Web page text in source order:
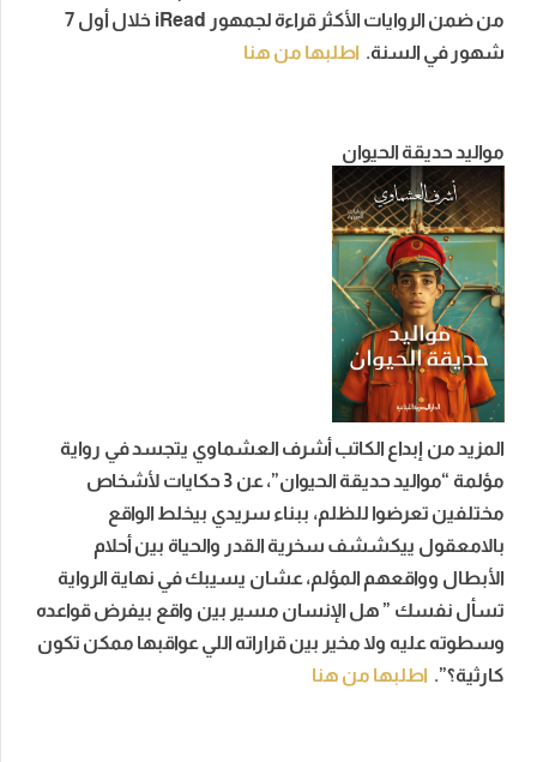
من ضمن الروايات الأكثر قراءة لجمهور iRead خلال أول 7
شهور في السنة. اطلبها من هنا
مواليد حديقة الحيوان
المزيد من إبداع الكاتب أشرف العشماوي يتجسد في رواية
مؤلمة “مواليد حديقة الحيوان”، عن 3 حكايات لأشخاص
مختلفين تعرضوا للظلم، ببناء سريدي بيخلط الواقع
بالامعقول ييكششف سخرية القدر والحياة بين أحلام
الأبطال وواقعهم المؤلم، عشان يسيبك في نهاية الرواية
تسأل نفسك ” هل الإنسان مسير بين واقع بيفرض قواعده
وسطوته عليه ولا مخير بين قراراته اللي عواقبها ممكن تكون
كارثية؟”. اطلبها من هنا